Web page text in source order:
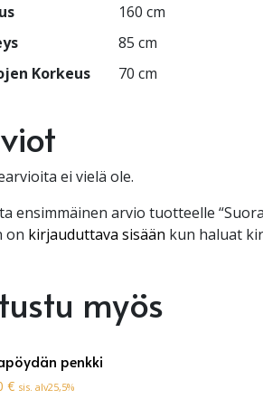
160 cm
85 cm
Korkeus
70 cm
ei vielä ole.
ensimmäinen arvio tuotteelle
on kirjauduttava sisään kun haluat
myös
penkki
€ sis. alv25,5%